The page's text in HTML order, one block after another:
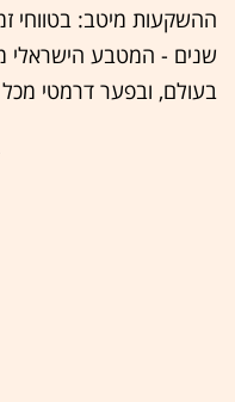
שנים - המטבע הישראלי
בעולם, ובפער דרמטי